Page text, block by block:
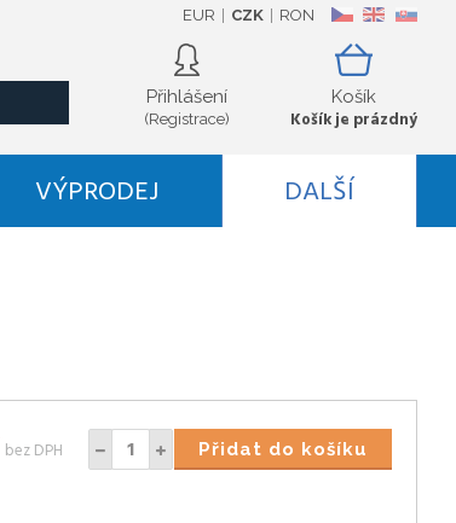
CZ EN SK
EUR CZK RON
Košík
Košík je prázdný
Přihlášení
(Registrace)
VÝPRODEJ DALŠÍ
Přidat do košíku
bez DPH